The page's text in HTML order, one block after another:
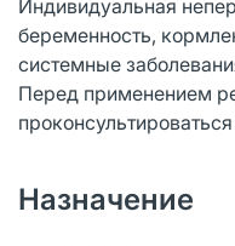
Индивидуальная
беременность,
системные
Перед применением
Назначение